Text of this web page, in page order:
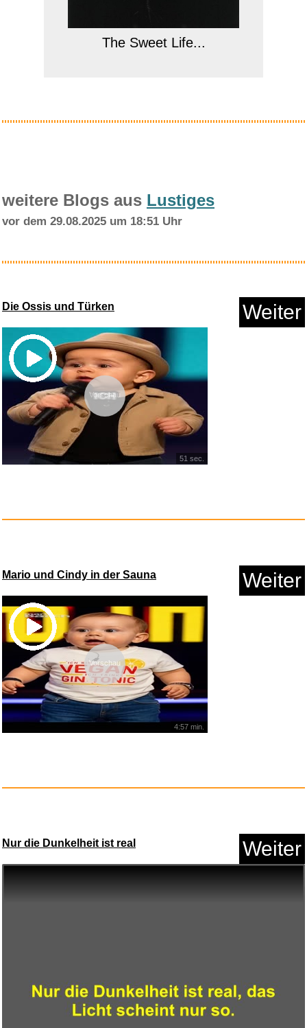
The Sweet Life...
Anzeige
Anzeige
weitere Blogs aus Lustiges
vor dem 29.08.2025 um 18:51 Uhr
Die Ossis und Türken Weiter
Vorschau
51 sec.
Mario und Cindy in der Sauna Weiter
Vorschau
4:57 min.
Nur die Dunkelheit ist real Weiter